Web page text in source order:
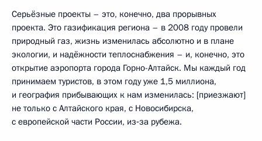
Серьёзные проекты – это, конечно, два прорывных
проекта. Это газификация региона – в 2008 году провели
природный газ, жизнь изменилась абсолютно и в плане
экологии, и надёжности теплоснабжения – и, конечно, это
открытие аэропорта города Горно-Алтайск. Мы каждый год
принимаем туристов, в этом году уже 1,5 миллиона,
и география прибывающих к нам изменилась: [приезжают]
не только с Алтайского края, с Новосибирска,
с европейской части России, из‑за рубежа.